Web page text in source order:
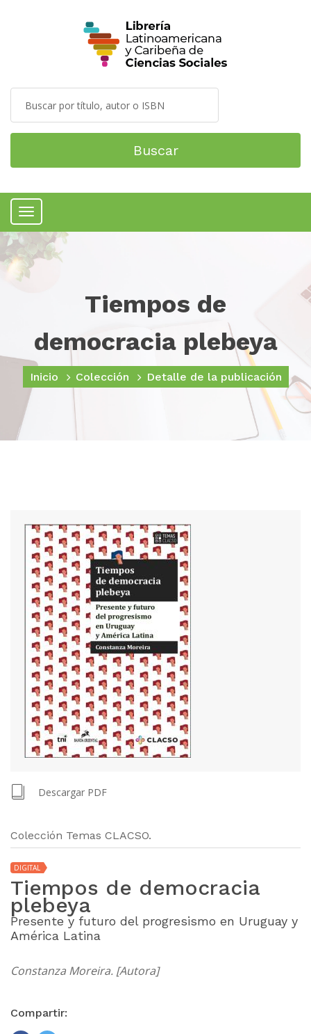
Buscar
Menú
Tiempos de
democracia plebeya
Inicio Colección Detalle de la publicación
Descargar PDF
Colección Temas CLACSO.
DIGITAL
Tiempos de democracia
plebeya
Presente y futuro del progresismo en Uruguay y
América Latina
Constanza Moreira. [Autora]
Compartir: